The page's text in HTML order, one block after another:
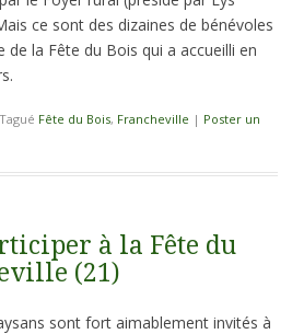
ce sont des dizaines de bénévoles
de la Fête du Bois qui a accueilli en
Tagué Fête du Bois, Francheville | Poster un
à la Fête du
(21)
sont fort aimablement invités à